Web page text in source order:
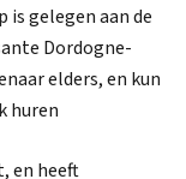
is gelegen aan de
Dordogne-
elders, en kun
huren
en heeft